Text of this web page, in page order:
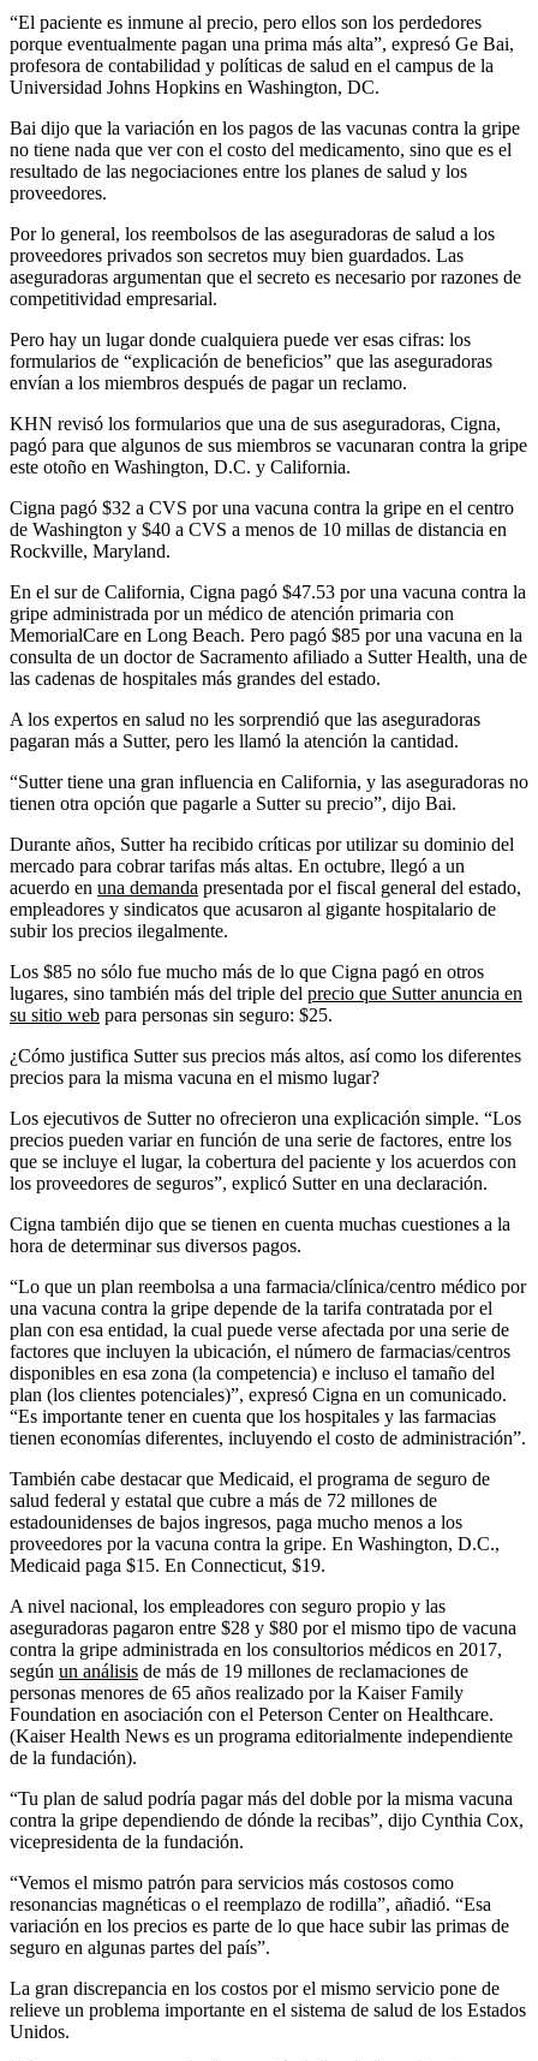
“El paciente es inmune al precio, pero ellos son los perdedores
porque eventualmente pagan una prima más alta”, expresó Ge Bai,
profesora de contabilidad y políticas de salud en el campus de la
Universidad Johns Hopkins en Washington, DC.
Bai dijo que la variación en los pagos de las vacunas contra la gripe
no tiene nada que ver con el costo del medicamento, sino que es el
resultado de las negociaciones entre los planes de salud y los
proveedores.
Por lo general, los reembolsos de las aseguradoras de salud a los
proveedores privados son secretos muy bien guardados. Las
aseguradoras argumentan que el secreto es necesario por razones de
competitividad empresarial.
Pero hay un lugar donde cualquiera puede ver esas cifras: los
formularios de “explicación de beneficios” que las aseguradoras
envían a los miembros después de pagar un reclamo.
KHN revisó los formularios que una de sus aseguradoras, Cigna,
pagó para que algunos de sus miembros se vacunaran contra la gripe
este otoño en Washington, D.C. y California.
Cigna pagó $32 a CVS por una vacuna contra la gripe en el centro
de Washington y $40 a CVS a menos de 10 millas de distancia en
Rockville, Maryland.
En el sur de California, Cigna pagó $47.53 por una vacuna contra la
gripe administrada por un médico de atención primaria con
MemorialCare en Long Beach. Pero pagó $85 por una vacuna en la
consulta de un doctor de Sacramento afiliado a Sutter Health, una de
las cadenas de hospitales más grandes del estado.
A los expertos en salud no les sorprendió que las aseguradoras
pagaran más a Sutter, pero les llamó la atención la cantidad.
“Sutter tiene una gran influencia en California, y las aseguradoras no
tienen otra opción que pagarle a Sutter su precio”, dijo Bai.
Durante años, Sutter ha recibido críticas por utilizar su dominio del
mercado para cobrar tarifas más altas. En octubre, llegó a un
acuerdo en una demanda presentada por el fiscal general del estado,
empleadores y sindicatos que acusaron al gigante hospitalario de
subir los precios ilegalmente.
Los $85 no sólo fue mucho más de lo que Cigna pagó en otros
lugares, sino también más del triple del precio que Sutter anuncia en
su sitio web para personas sin seguro: $25.
¿Cómo justifica Sutter sus precios más altos, así como los diferentes
precios para la misma vacuna en el mismo lugar?
Los ejecutivos de Sutter no ofrecieron una explicación simple. “Los
precios pueden variar en función de una serie de factores, entre los
que se incluye el lugar, la cobertura del paciente y los acuerdos con
los proveedores de seguros”, explicó Sutter en una declaración.
Cigna también dijo que se tienen en cuenta muchas cuestiones a la
hora de determinar sus diversos pagos.
“Lo que un plan reembolsa a una farmacia/clínica/centro médico por
una vacuna contra la gripe depende de la tarifa contratada por el
plan con esa entidad, la cual puede verse afectada por una serie de
factores que incluyen la ubicación, el número de farmacias/centros
disponibles en esa zona (la competencia) e incluso el tamaño del
plan (los clientes potenciales)”, expresó Cigna en un comunicado.
“Es importante tener en cuenta que los hospitales y las farmacias
tienen economías diferentes, incluyendo el costo de administración”.
También cabe destacar que Medicaid, el programa de seguro de
salud federal y estatal que cubre a más de 72 millones de
estadounidenses de bajos ingresos, paga mucho menos a los
proveedores por la vacuna contra la gripe. En Washington, D.C.,
Medicaid paga $15. En Connecticut, $19.
A nivel nacional, los empleadores con seguro propio y las
aseguradoras pagaron entre $28 y $80 por el mismo tipo de vacuna
contra la gripe administrada en los consultorios médicos en 2017,
según un análisis de más de 19 millones de reclamaciones de
personas menores de 65 años realizado por la Kaiser Family
Foundation en asociación con el Peterson Center on Healthcare.
(Kaiser Health News es un programa editorialmente independiente
de la fundación).
“Tu plan de salud podría pagar más del doble por la misma vacuna
contra la gripe dependiendo de dónde la recibas”, dijo Cynthia Cox,
vicepresidenta de la fundación.
“Vemos el mismo patrón para servicios más costosos como
resonancias magnéticas o el reemplazo de rodilla”, añadió. “Esa
variación en los precios es parte de lo que hace subir las primas de
seguro en algunas partes del país”.
La gran discrepancia en los costos por el mismo servicio pone de
relieve un problema importante en el sistema de salud de los Estados
Unidos.